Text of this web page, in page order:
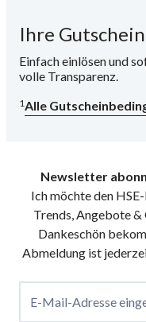
Ihre
Einfach einlösen und
volle Transparenz.
1Alle
Newsletter
Ich möchte den
Trends, Angebote
Dankeschön
Abmeldung ist
E-Mail-Adresse